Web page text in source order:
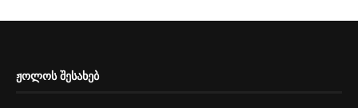
ᲟᲝᲚᲝᲡ ᲨᲔᲡᲐᲮᲔᲑ